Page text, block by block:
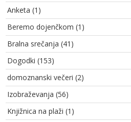
Anketa (1)
Beremo dojenčkom (1)
Bralna srečanja (41)
Dogodki (153)
domoznanski večeri (2)
Izobraževanja (56)
Knjižnica na plaži (1)